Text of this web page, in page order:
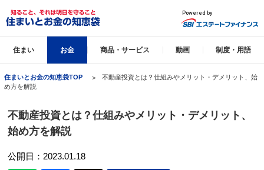
住まい お金 商品・サービス 動画 制度・用語
住まいとお金の知恵袋TOP
不動産投資とは？仕組みやメリット・デメリット、始
め方を解説
不動産投資とは？仕組みやメリット・デメリット、
始め方を解説
公開日：2023.01.18